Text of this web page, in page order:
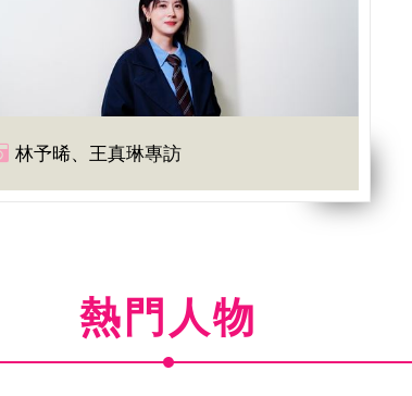
林予晞、王真琳專訪
熱門人物